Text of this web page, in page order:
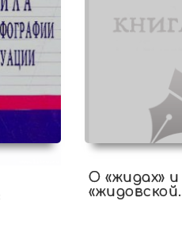
О «жидах» и
«жидовской